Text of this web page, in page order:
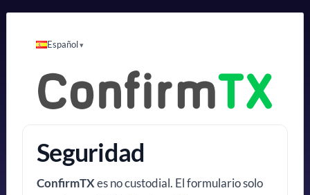
Español
Seguridad
ConfirmTXes no custodial. El formulario solo